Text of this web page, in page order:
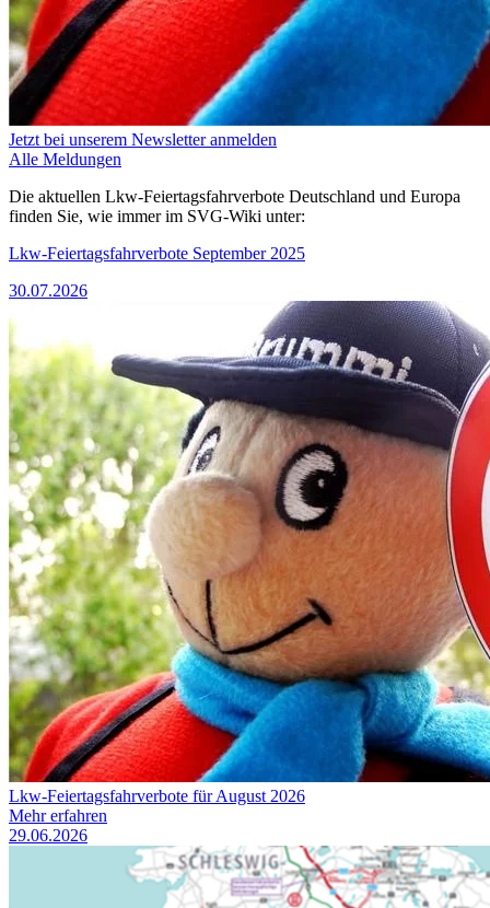
Jetzt bei unserem Newsletter anmelden
Alle Meldungen
Die aktuellen Lkw-Feiertagsfahrverbote Deutschland und Europa
finden Sie, wie immer im SVG-Wiki unter:
Lkw-Feiertagsfahrverbote September 2025
30.07.2026
Lkw-Feiertagsfahrverbote für August 2026
Mehr erfahren
29.06.2026